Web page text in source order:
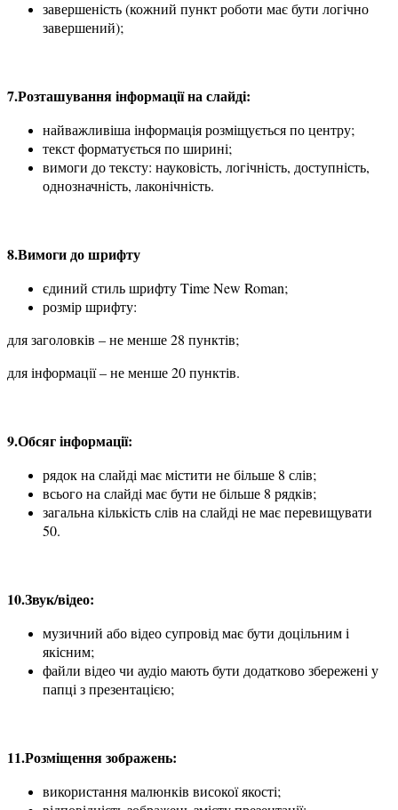
завершеність (кожний пункт роботи має бути логічно
завершений);
7.Розташування інформації на слайді:
найважливіша інформація розміщується по центру;
текст форматується по ширині;
вимоги до тексту: науковість, логічність, доступність,
однозначність, лаконічність.
8.Вимоги до шрифту
єдиний стиль шрифту Time New Roman;
розмір шрифту:
для заголовків – не менше 28 пунктів;
для інформації – не менше 20 пунктів.
9.Обсяг інформації:
рядок на слайді має містити не більше 8 слів;
всього на слайді має бути не більше 8 рядків;
загальна кількість слів на слайді не має перевищувати
50.
10.Звук/відео:
музичний або відео супровід має бути доцільним і
якісним;
файли відео чи аудіо мають бути додатково збережені у
папці з презентацією;
11.Розміщення зображень:
використання малюнків високої якості;